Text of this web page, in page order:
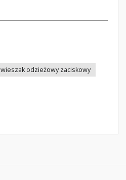
wieszak odzieżowy zaciskowy